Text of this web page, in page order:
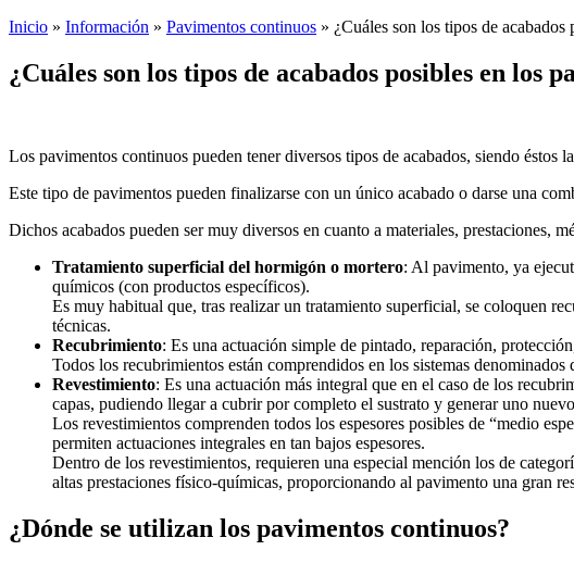
Inicio » Información » Pavimentos continuos » ¿Cuáles son los tipos de
¿Cuáles son los tipos de acabados posibles en los
Los pavimentos continuos pueden tener diversos tipos de acabados, siendo
Este tipo de pavimentos pueden finalizarse con un único acabado o darse una
Dichos acabados pueden ser muy diversos en cuanto a materiales, prestaciones,
Tratamiento superficial del hormigón o mortero: Al pavimento, ya
químicos (con productos específicos).
Es muy habitual que, tras realizar un tratamiento superficial, se coloquen
técnicas.
Recubrimiento: Es una actuación simple de pintado, reparación,
Todos los recubrimientos están comprendidos en los sistemas denominados
Revestimiento: Es una actuación más integral que en el caso de los
capas, pudiendo llegar a cubrir por completo el sustrato y generar uno
Los revestimientos comprenden todos los espesores posibles de “medio
permiten actuaciones integrales en tan bajos espesores.
Dentro de los revestimientos, requieren una especial mención los de
altas prestaciones físico-químicas, proporcionando al pavimento una gran
¿Dónde se utilizan los pavimentos continuos?